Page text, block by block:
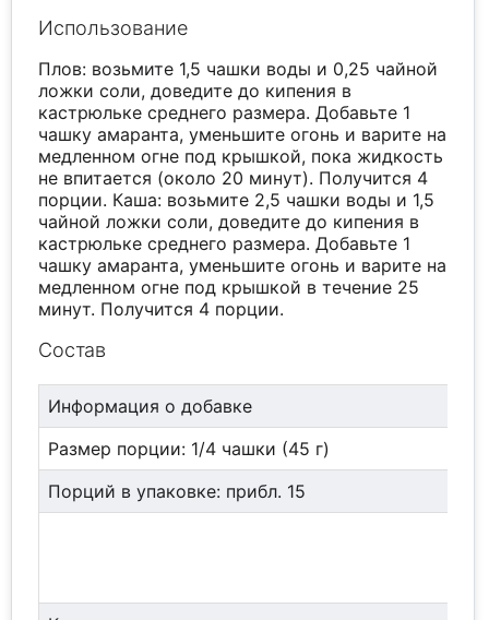
Использование
Плов: возьмите 1,5 чашки воды и 0,25 чайной
ложки соли, доведите до кипения в
кастрюльке среднего размера. Добавьте 1
чашку амаранта, уменьшите огонь и варите на
медленном огне под крышкой, пока жидкость
не впитается (около 20 минут). Получится 4
порции. Каша: возьмите 2,5 чашки воды и 1,5
чайной ложки соли, доведите до кипения в
кастрюльке среднего размера. Добавьте 1
чашку амаранта, уменьшите огонь и варите на
медленном огне под крышкой в течение 25
минут. Получится 4 порции.
Состав
Информация о добавке
Размер порции: 1/4 чашки (45 г)
Порций в упаковке: прибл. 15